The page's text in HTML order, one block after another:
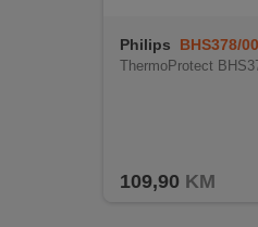
INOSTRANSTVAPhilips BHS378/00
ThermoProtect
109,90 KM